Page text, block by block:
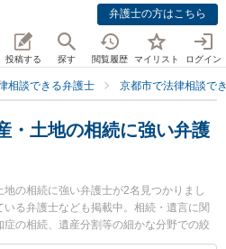
弁護士の方はこちら
投稿する 探す 閲覧履歴 マイリスト ログイン
相談できる弁護士 京都市で法律相談で
・土地の相続に強い弁護
の相続に強い弁護士が2名見つかりまし
る弁護士なども掲載中。相続・遺言に関
の相続、遺産分割等の細かな分野での絞
龍平の法律事務所の角田 龍平弁護士や谷